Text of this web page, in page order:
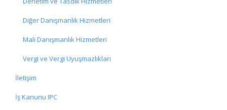
Diğer Danışmanlık Hizmetleri
Mali Danışmanlık Hizmetleri
Vergi ve Vergi Uyuşmazlıkları
İletişim
İş Kanunu IPC